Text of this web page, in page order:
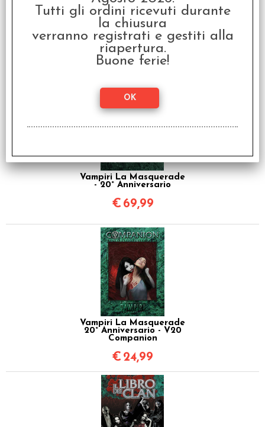
Vampiri La Masquerade
5a Edizione - Amore
Insanguinato
€39,90
Vampiri La Masquerade
- 20° Anniversario
€ 69,99
Vampiri La Masquerade
20° Anniversario - V20
Companion
€ 24,99
Tutti gli ordini ricevuti durante
la chiusura
verranno registrati e gestiti alla
riapertura.
Buone ferie!